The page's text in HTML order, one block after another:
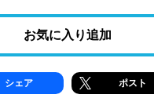
お気に入り追加
シェア ポスト